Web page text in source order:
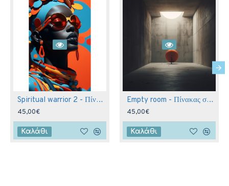
Spiritual warrior 2 - Πίνακας σε καμβά
45,00€
Καλάθι
Empty room - Πίνακας σε καμβά
45,00€
Καλάθι